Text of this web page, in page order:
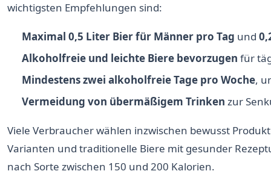
wichtigsten Empfehlungen sind:
Maximal 0,5 Liter Bier für Männer pro Tag und
Alkoholfreie und leichte Biere bevorzugen für
Mindestens zwei alkoholfreie Tage pro Woche,
Vermeidung von übermäßigem Trinken zur
Viele Verbraucher wählen inzwischen bewusst
Varianten und traditionelle Biere mit gesunder
nach Sorte zwischen 150 und 200 Kalorien.